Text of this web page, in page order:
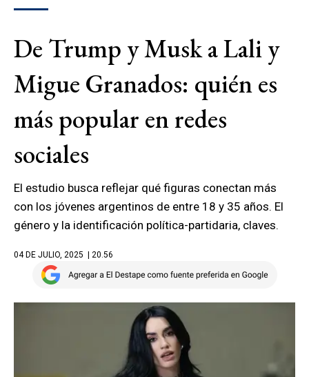
De Trump y Musk a Lali y
Migue Granados: quién es
más popular en redes
sociales
El estudio busca reflejar qué figuras conectan más
con los jóvenes argentinos de entre 18 y 35 años. El
género y la identificación política-partidaria, claves.
04 DE JULIO, 2025 | 20.56